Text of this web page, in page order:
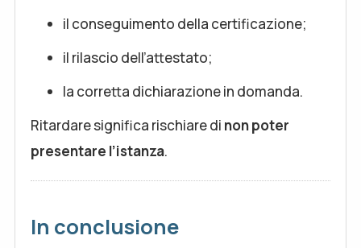
il conseguimento della certificazione;
il rilascio dell’attestato;
la corretta dichiarazione in domanda.
Ritardare significa rischiare di non poter
presentare l’istanza.
In conclusione